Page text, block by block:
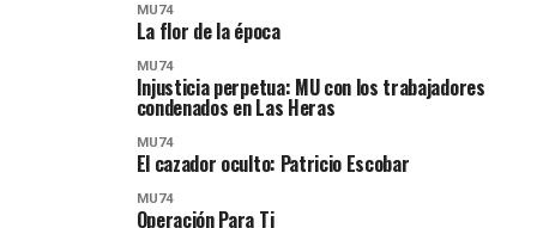
MU74
La flor de la época
MU74
Injusticia perpetua: MU con los trabajadores
condenados en Las Heras
MU74
El cazador oculto: Patricio Escobar
MU74
Operación Para Ti